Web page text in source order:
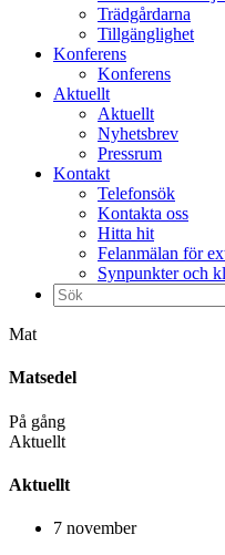
Trädgårdarna
Tillgänglighet
Konferens
Konferens
Aktuellt
Aktuellt
Nyhetsbrev
Pressrum
Kontakt
Telefonsök
Kontakta oss
Hitta hit
Felanmälan för
Synpunkter och
Sök
efter:
Mat
Matsedel
På gång
Aktuellt
Aktuellt
7 november